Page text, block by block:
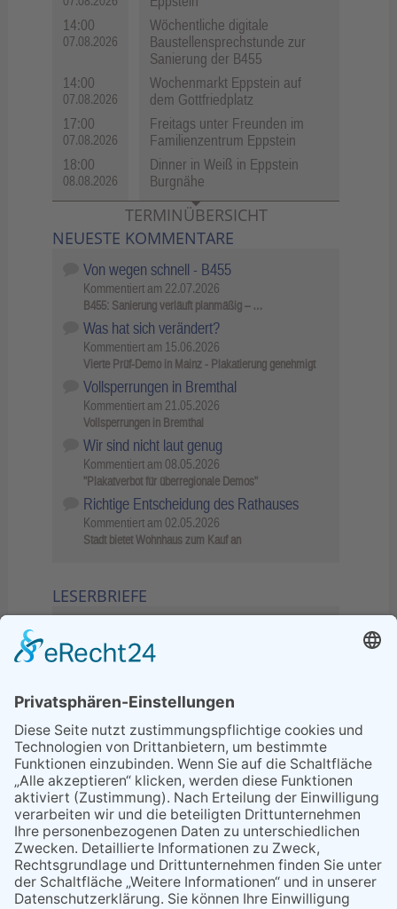
14:00
07.08.2026
Wöchentliche digitale
Baustellensprechstunde zur
Sanierung der B455
14:00
07.08.2026
Wochenmarkt Eppstein auf
dem Gottfriedplatz
17:00
07.08.2026
Freitags unter Freunden im
Familienzentrum Eppstein
18:00
08.08.2026
Dinner in Weiß in Eppstein
Burgnähe
TERMINÜBERSICHT
NEUESTE KOMMENTARE
Von wegen schnell - B455
Kommentiert am 22.07.2026
B455: Sanierung verläuft planmäßig – …
Was hat sich verändert?
Kommentiert am 15.06.2026
Vierte Prüf-Demo in Mainz - Plakatierung genehmigt
Vollsperrungen in Bremthal
Kommentiert am 21.05.2026
Vollsperrungen in Bremthal
Wir sind nicht laut genug
Kommentiert am 08.05.2026
"Plakatverbot für überregionale Demos"
Richtige Entscheidung des Rathauses
Kommentiert am 02.05.2026
Stadt bietet Wohnhaus zum Kauf an
LESERBRIEFE
Sperrung B455: Kleiner
Grenzverkehr statt weite Wege
21.04.2026
Wenn Bahn-Computer nicht
miteinander kommunizieren
11.03.2026
"Plakatverbot für überregionale
Demos"
04.02.2026
Gelbe Tonne – Ein kleiner Blick
über den Tellerand
04.02.2026
Plastikersparnis durch Nutzung